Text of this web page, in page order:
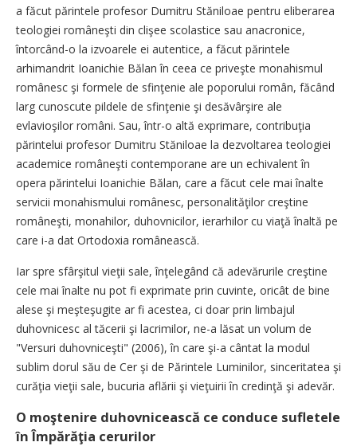
a făcut părintele profesor Dumitru Stăniloae pentru eliberarea
teologiei româneşti din clişee scolastice sau anacronice,
întorcând-o la izvoarele ei autentice, a făcut părintele
arhimandrit Ioanichie Bălan în ceea ce priveşte monahismul
românesc şi formele de sfinţenie ale poporului român, făcând
larg cunoscute pildele de sfinţenie şi desăvârşire ale
evlavioşilor români. Sau, într-o altă exprimare, contribuţia
părintelui profesor Dumitru Stăniloae la dezvoltarea teologiei
academice româneşti contemporane are un echivalent în
opera părintelui Ioanichie Bălan, care a făcut cele mai înalte
servicii monahismului românesc, personalităţilor creştine
româneşti, monahilor, duhovnicilor, ierarhilor cu viaţă înaltă pe
care i-a dat Ortodoxia românească.
Iar spre sfârşitul vieţii sale, înţelegând că adevărurile creştine
cele mai înalte nu pot fi exprimate prin cuvinte, oricât de bine
alese şi meşteşugite ar fi acestea, ci doar prin limbajul
duhovnicesc al tăcerii şi lacrimilor, ne-a lăsat un volum de
"Versuri duhovniceşti" (2006), în care şi-a cântat la modul
sublim dorul său de Cer şi de Părintele Luminilor, sinceritatea şi
curăţia vieţii sale, bucuria aflării şi vieţuirii în credinţă şi adevăr.
O moştenire duhovnicească ce conduce sufletele
în Împărăţia cerurilor